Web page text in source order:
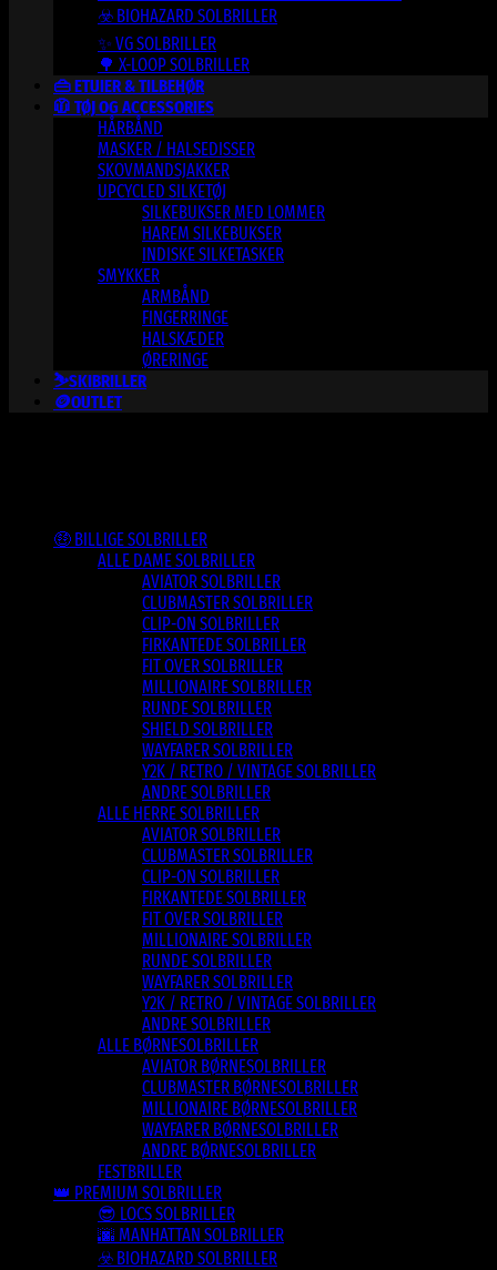
☣️ BIOHAZARD SOLBRILLER
✨ VG SOLBRILLER
🌳 X-LOOP SOLBRILLER
👜 ETUIER & TILBEHØR
🧥 TØJ OG ACCESSORIES
HÅRBÅND
MASKER / HALSEDISSER
SKOVMANDSJAKKER
UPCYCLED SILKETØJ
SILKEBUKSER MED LOMMER
HAREM SILKEBUKSER
INDISKE SILKETASKER
SMYKKER
ARMBÅND
FINGERRINGE
HALSKÆDER
ØRERINGE
⛷️SKIBRILLER
🪙OUTLET
🤑 BILLIGE SOLBRILLER
ALLE DAME SOLBRILLER
AVIATOR SOLBRILLER
CLUBMASTER SOLBRILLER
CLIP-ON SOLBRILLER
FIRKANTEDE SOLBRILLER
FIT OVER SOLBRILLER
MILLIONAIRE SOLBRILLER
RUNDE SOLBRILLER
SHIELD SOLBRILLER
WAYFARER SOLBRILLER
Y2K / RETRO / VINTAGE SOLBRILLER
ANDRE SOLBRILLER
ALLE HERRE SOLBRILLER
AVIATOR SOLBRILLER
CLUBMASTER SOLBRILLER
CLIP-ON SOLBRILLER
FIRKANTEDE SOLBRILLER
FIT OVER SOLBRILLER
MILLIONAIRE SOLBRILLER
RUNDE SOLBRILLER
WAYFARER SOLBRILLER
Y2K / RETRO / VINTAGE SOLBRILLER
ANDRE SOLBRILLER
ALLE BØRNESOLBRILLER
AVIATOR BØRNESOLBRILLER
CLUBMASTER BØRNESOLBRILLER
MILLIONAIRE BØRNESOLBRILLER
WAYFARER BØRNESOLBRILLER
ANDRE BØRNESOLBRILLER
FESTBRILLER
👑 PREMIUM SOLBRILLER
😎 LOCS SOLBRILLER
🌆 MANHATTAN SOLBRILLER
☣️ BIOHAZARD SOLBRILLER